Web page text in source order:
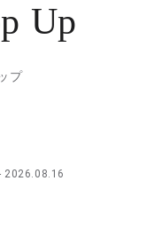
Up
プ
2026.08.16